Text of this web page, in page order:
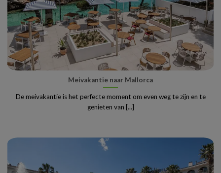
Meivakantie naar Mallorca
De meivakantie is het perfecte moment om even weg te zijn en te
genieten van [...]